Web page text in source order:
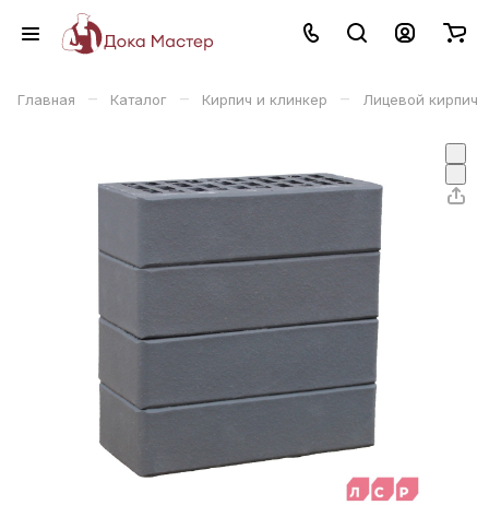
Главная – Каталог – Кирпич и клинкер – Лицевой кирпич